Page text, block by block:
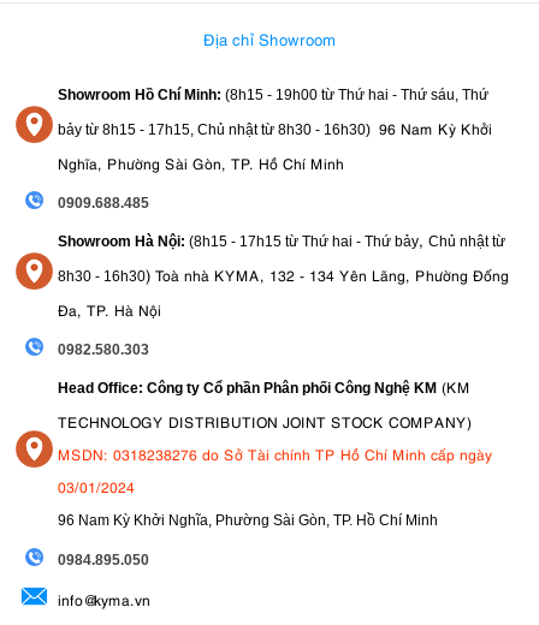
Địa chỉ Showroom
Showroom Hồ Chí Minh: (8h15 - 19h00 từ Thứ hai - Thứ sáu, Thứ
bảy từ 8h15 - 17h15, Chủ nhật từ 8h30 - 16h30) 96 Nam Kỳ Khởi
Nghĩa, Phường Sài Gòn, TP. Hồ Chí Minh
0909.688.485
Showroom Hà Nội: (8h15 - 17h15 từ Thứ hai - Thứ bảy, Chủ nhật từ
8h30 - 16h30) Toà nhà KYMA, 132 - 134 Yên Lãng, Phường Đống
Đa, TP. Hà Nội
0982.580.303
Head Office: Công ty Cổ phần Phân phối Công Nghệ KM (KM
TECHNOLOGY DISTRIBUTION JOINT STOCK COMPANY)
MSDN: 0318238276 do Sở Tài chính TP Hồ Chí Minh cấp ngày
03/01/2024
96 Nam Kỳ Khởi Nghĩa, Phường Sài Gòn, TP. Hồ Chí Minh
0984.895.050
info@kyma.vn